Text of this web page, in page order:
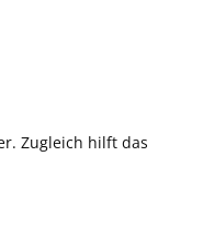
Zugleich hilft das